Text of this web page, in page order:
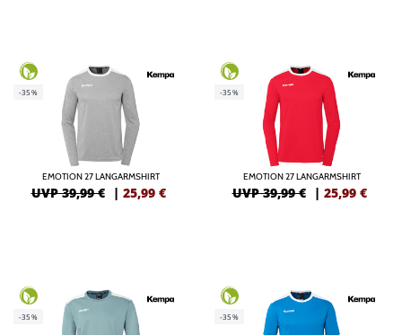
-35%
EMOTION 27 LANGARMSHIRT
UVP 39,99 € | 25,99 €
-35%
EMOTION 27 LANGARMSHIRT
UVP 39,99 € | 25,99 €
-35% -35%